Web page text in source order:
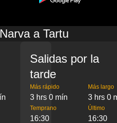
a Tartu
Salidas por la
tarde
Más rápido
3 hrs 0 mín
Más largo
3 hrs 0
Temprano
16:30
Último
16:30